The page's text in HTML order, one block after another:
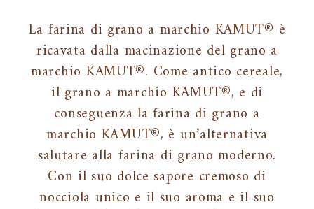
La farina di grano a marchio KAMUT® è
ricavata dalla macinazione del grano a
marchio KAMUT®. Come antico cereale,
il grano a marchio KAMUT®, e di
conseguenza la farina di grano a
marchio KAMUT®, è un’alternativa
salutare alla farina di grano moderno.
Con il suo dolce sapore cremoso di
nocciola unico e il suo aroma e il suo